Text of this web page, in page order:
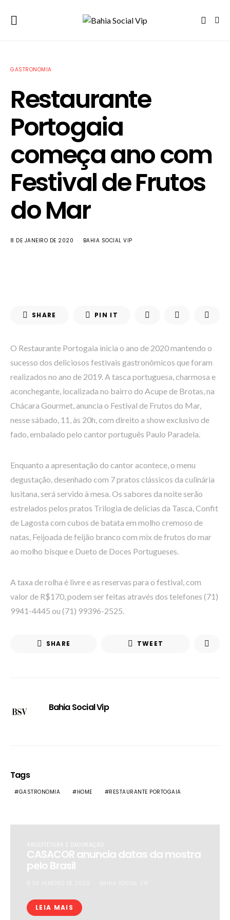
GASTRONOMIA
Restaurante
Portogaia
começa ano com
Festival de Frutos
do Mar
8 DE JANEIRO DE 2020 BAHIA SOCIAL VIP
SHARE PIN IT
O Restaurante Portogaia inicia o ano de 2020 mantendo o
sucesso dos deliciosos festivais gastronômicos que foram
realizados no ano de 2019. A tasca portuguesa, charmosa e
aconchegante, localizada no bairro do Acupe de Brotas, na
Chácara Gourmet, anuncia o Festival de Frutos do Mar,
nesse sábado, 11, às 20h, com direito a show exclusivo de
fado, embalado pelo cantor português Paulo Paradela.
Enquanto a apresentação do cantor acontece, o menu
degustação, desenhado com 7 pratos clássicos da culinária
lusitana, será servido à mesa. Os sabores da noite serão
estrelados pelos pratos Trilogia de delícias da Tasca, Confit
de Lagosta com cubos de batata em molho cremoso de
natas, Feijoada de feijão branco com mix de frutos do mar
ao molho bisque e Dueto de Doces Portugueses.
A taxa de rolha é livre e as reservas para o festival, com
valor de R$170, podem ser feitas através dos telefones (71)
9941-4445 ou (71) 99396-2525.
SHARE TWEET
Bahia Social Vip
Tags
GASTRONOMIA HOME RESTAURANTE PORTOGAIA
ARQUITETURA E DECORAÇÃO
CASACOR anuncia datas da mostra
pelo Brasil
LEIA MAIS